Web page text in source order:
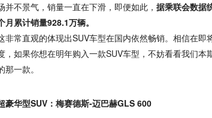
并不景气，销量一直在下滑，即便如此， 据乘联会数据
月累计销量928.1万辆。
非常直观的体现出SUV车型在国内依然畅销。相信在
，如果你想在明年购入一款SUV车型，不妨看看我们
那一款。
豪华型SUV：梅赛德斯-迈巴赫GLS 600